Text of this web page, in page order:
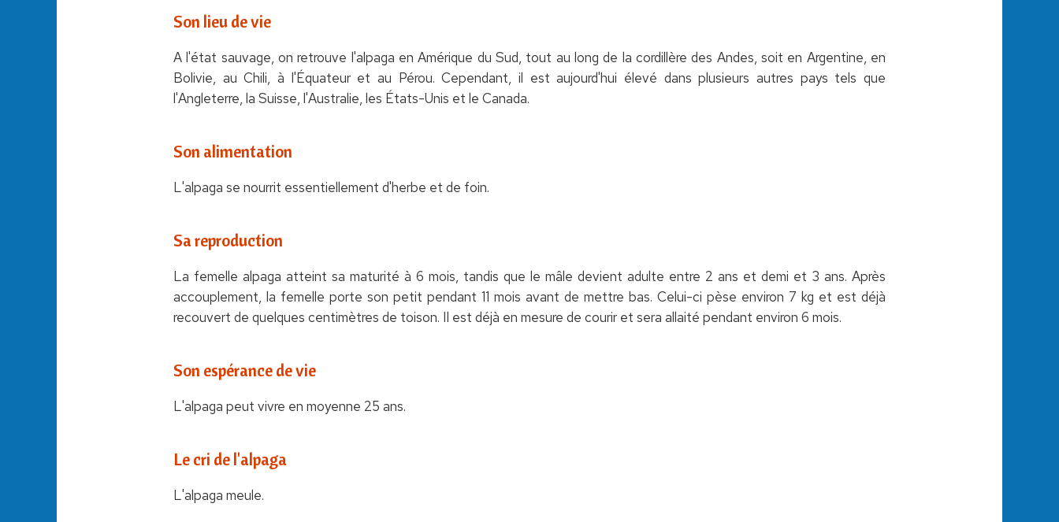
Son lieu de vie
A l'état sauvage, on retrouve l'alpaga en Amérique du Sud, tout au long de la cordillère des Andes, soit en Argentine, en
Bolivie, au Chili, à l'Équateur et au Pérou. Cependant, il est aujourd'hui élevé dans plusieurs autres pays tels que
l'Angleterre, la Suisse, l'Australie, les États-Unis et le Canada.
Son alimentation
L'alpaga se nourrit essentiellement d'herbe et de foin.
Sa reproduction
La femelle alpaga atteint sa maturité à 6 mois, tandis que le mâle devient adulte entre 2 ans et demi et 3 ans. Après
accouplement, la femelle porte son petit pendant 11 mois avant de mettre bas. Celui-ci pèse environ 7 kg et est déjà
recouvert de quelques centimètres de toison. Il est déjà en mesure de courir et sera allaité pendant environ 6 mois.
Son espérance de vie
L'alpaga peut vivre en moyenne 25 ans.
Le cri de l'alpaga
L'alpaga meule.